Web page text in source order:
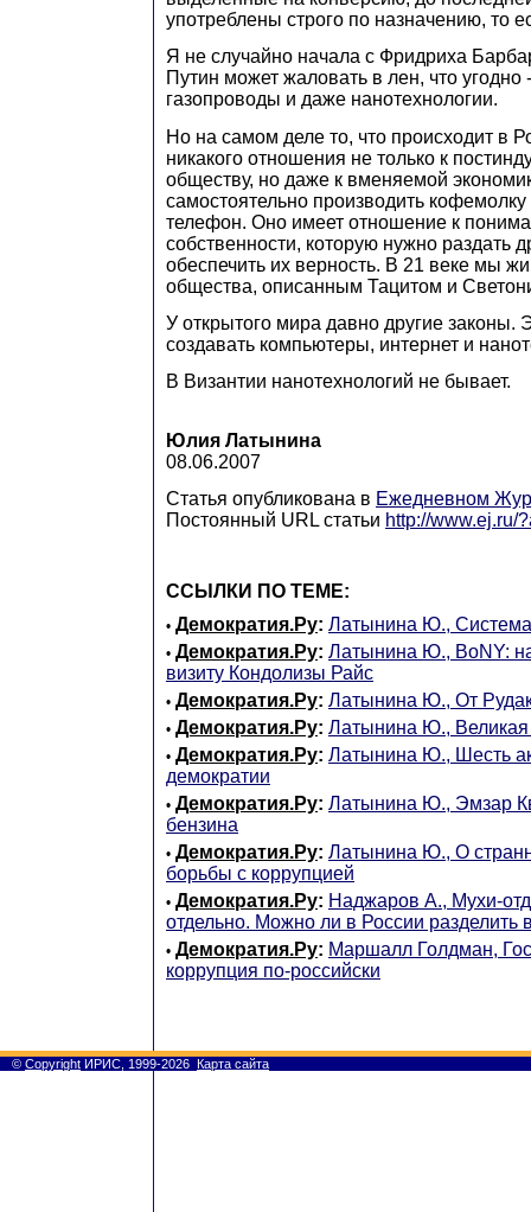
употреблены строго по назначению, то
Я не случайно начала с Фридриха
Путин может жаловать в лен, что
газопроводы и даже нанотехнологии.
Но на самом деле то, что происходит в
никакого отношения не только к
обществу, но даже к вменяемой
самостоятельно производить
телефон. Оно имеет отношение к
собственности, которую нужно раздать
обеспечить их верность. В 21 веке мы
общества, описанным Тацитом и
У открытого мира давно другие законы.
создавать компьютеры, интернет и
В Византии нанотехнологий не бывает.
Юлия Латынина
08.06.2007
Статья опубликована в Ежедневном
Постоянный URL статьи http://www.ej.ru/
ССЫЛКИ ПО ТЕМЕ:
• Демократия.Ру: Латынина Ю., Система
• Демократия.Ру: Латынина Ю., BoNY:
визиту Кондолизы Райс
• Демократия.Ру: Латынина Ю., От
• Демократия.Ру: Латынина Ю., Великая
• Демократия.Ру: Латынина Ю., Шесть
демократии
• Демократия.Ру: Латынина Ю., Эмзар
бензина
• Демократия.Ру: Латынина Ю., О
борьбы с коррупцией
• Демократия.Ру: Наджаров А., Мухи-
отдельно. Можно ли в России разделить
• Демократия.Ру: Маршалл Голдман,
коррупция по-российски
© Copyright ИРИС, 1999-2026 Карта сайта